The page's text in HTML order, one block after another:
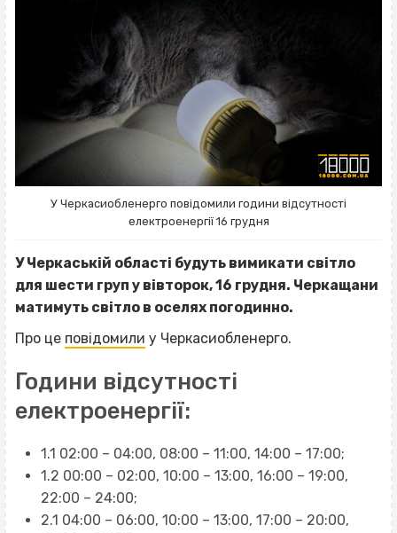
У Черкасиобленерго повідомили години відсутності
електроенергії 16 грудня
У Черкаській області будуть вимикати світло
для шести груп у вівторок, 16 грудня. Черкащани
матимуть світло в оселях погодинно.
Про це повідомили у Черкасиобленерго.
Години відсутності
електроенергії:
1.1 02:00 – 04:00, 08:00 – 11:00, 14:00 – 17:00;
1.2 00:00 – 02:00, 10:00 – 13:00, 16:00 – 19:00,
22:00 – 24:00;
2.1 04:00 – 06:00, 10:00 – 13:00, 17:00 – 20:00,